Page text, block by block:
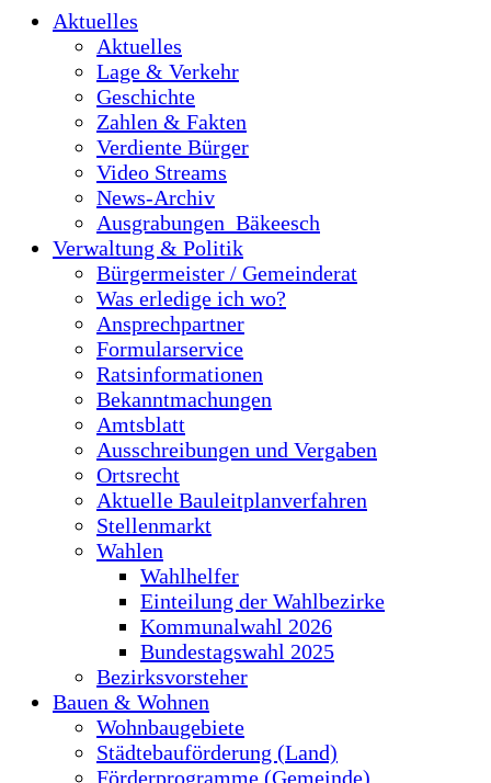
Aktuelles
Aktuelles
Lage & Verkehr
Geschichte
Zahlen & Fakten
Verdiente Bürger
Video Streams
News-Archiv
Ausgrabungen_Bäkeesch
Verwaltung & Politik
Bürgermeister / Gemeinderat
Was erledige ich wo?
Ansprechpartner
Formularservice
Ratsinformationen
Bekanntmachungen
Amtsblatt
Ausschreibungen und Vergaben
Ortsrecht
Aktuelle Bauleitplanverfahren
Stellenmarkt
Wahlen
Wahlhelfer
Einteilung der Wahlbezirke
Kommunalwahl 2026
Bundestagswahl 2025
Bezirksvorsteher
Bauen & Wohnen
Wohnbaugebiete
Städtebauförderung (Land)
Förderprogramme (Gemeinde)